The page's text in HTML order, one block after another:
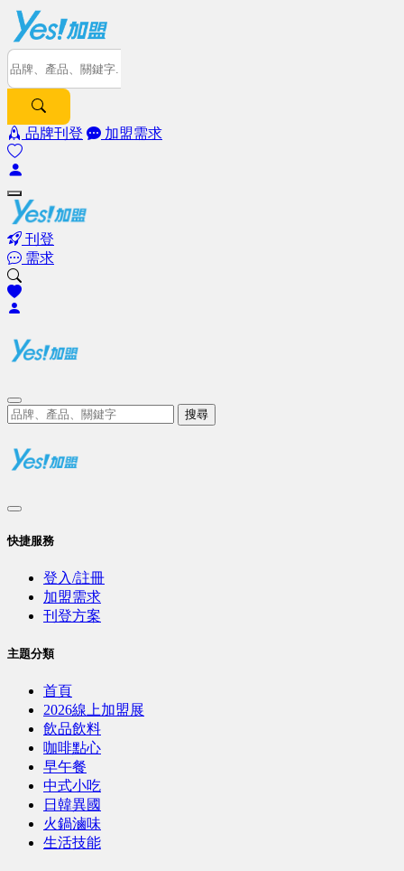
品牌刊登 加盟需求
刊登
需求
搜尋
快捷服務
登入/註冊
加盟需求
刊登方案
主題分類
首頁
2026線上加盟展
飲品飲料
咖啡點心
早午餐
中式小吃
日韓異國
火鍋滷味
生活技能